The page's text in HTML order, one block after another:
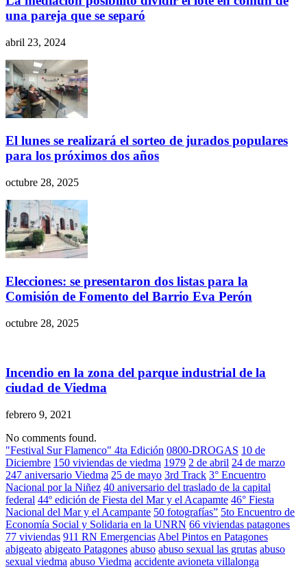
una pareja que se separó
abril 23, 2024
El lunes se realizará el sorteo de jurados populares
para los próximos dos años
octubre 28, 2025
Elecciones: se presentaron dos listas para la
Comisión de Fomento del Barrio Eva Perón
octubre 28, 2025
Incendio en la zona del parque industrial de la
ciudad de Viedma
febrero 9, 2021
No comments found.
"Festival Sur Flamenco" 4ta Edición 0800-DROGAS 10 de
Diciembre 150 viviendas de viedma 1979 2 de abril 24 de marzo
247 aniversario Viedma 25 de mayo 3rd Track 3° Encuentro
Nacional por la Niñez 40 aniversario del traslado de la capital
federal 44º edición de Fiesta del Mar y el Acapamte 46° Fiesta
Nacional del Mar y el Acampante 50 fotografías” 5to Encuentro de
Economía Social y Solidaria en la UNRN 66 viviendas patagones
77 viviendas 911 RN Emergencias Abel Pintos en Patagones
abigeato abigeato Patagones abuso abuso sexual las grutas abuso
sexual viedma abuso Viedma accidente avioneta villalonga